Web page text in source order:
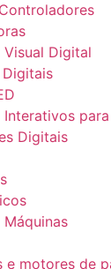
Digital
Interativos
Digitais
Máquinas
e motores de